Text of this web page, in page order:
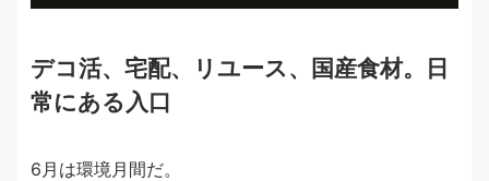
デコ活、宅配、リユース、国産食材。日
常にある入口
6月は環境月間だ。